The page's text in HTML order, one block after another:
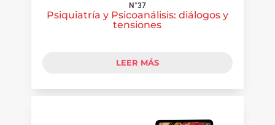
N°37
Psiquiatría y Psicoanálisis: diálogos y
tensiones
LEER MÁS